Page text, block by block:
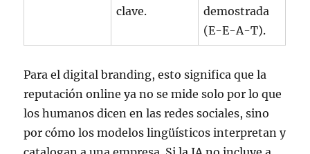
clave.
demostrada
(E-E-A-T).
Para el digital branding, esto significa que la
reputación online ya no se mide solo por lo que
los humanos dicen en las redes sociales, sino
por cómo los modelos lingüísticos interpretan y